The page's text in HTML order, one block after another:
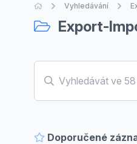
Úvodní stránka
Vyhledávání
Export-
Doporučené